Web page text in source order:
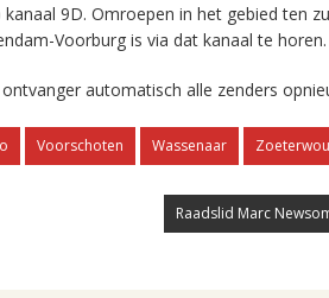
9D. Omroepen in het gebied ten
Voorburg is via dat kanaal te horen.
automatisch alle zenders
Voorschoten Wassenaar
Raadslid Marc